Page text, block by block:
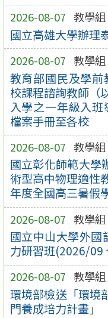
2026-08-07 教學組
國立高雄大學辦理
2026-08-07 教學組
教育部國民及學
校課程諮詢教師（
入學之一年級入
檔案手冊至各校
2026-08-07 教學組
國立彰化師範大學
術型高中物理適性
年度全國高三暑假
2026-08-07 教學組
國立中山大學外
力研習班(2026/09
2026-08-07 教學組
環境部檢送「環境
門養成培力計畫」